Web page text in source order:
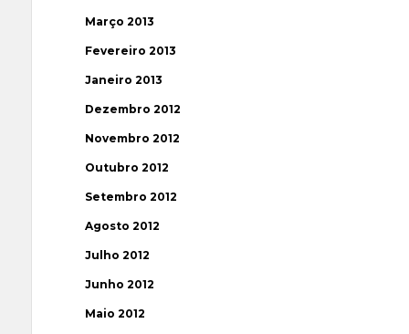
Março 2013
Fevereiro 2013
Janeiro 2013
Dezembro 2012
Novembro 2012
Outubro 2012
Setembro 2012
Agosto 2012
Julho 2012
Junho 2012
Maio 2012